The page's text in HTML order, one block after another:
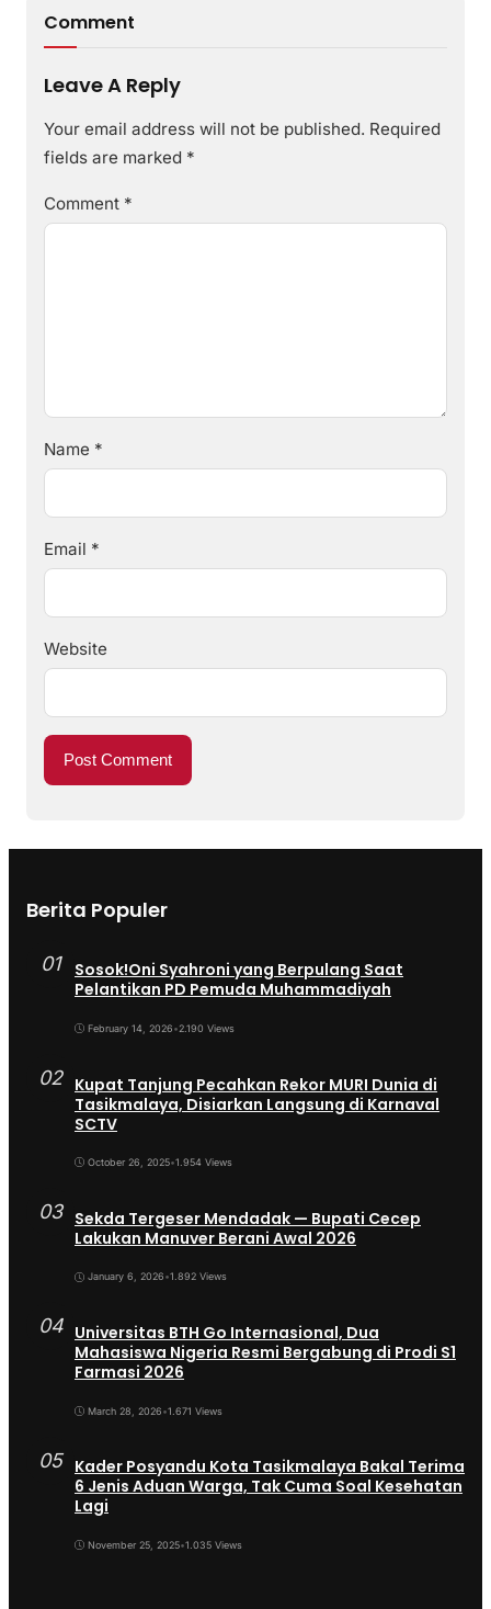
Comment
Leave A Reply
Your email address will not be published. Required
fields are marked *
Comment *
Name *
Email *
Website
Berita Populer
01
Sosok!Oni Syahroni yang Berpulang Saat
Pelantikan PD Pemuda Muhammadiyah
February 14, 2026•2.190 Views
02 Kupat Tanjung Pecahkan Rekor MURI Dunia di
Tasikmalaya, Disiarkan Langsung di Karnaval
SCTV
October 26, 2025•1.954 Views
03 Sekda Tergeser Mendadak — Bupati Cecep
Lakukan Manuver Berani Awal 2026
January 6, 2026•1.892 Views
04 Universitas BTH Go Internasional, Dua
Mahasiswa Nigeria Resmi Bergabung di Prodi S1
Farmasi 2026
March 28, 2026•1.671 Views
05 Kader Posyandu Kota Tasikmalaya Bakal Terima
6 Jenis Aduan Warga, Tak Cuma Soal Kesehatan
Lagi
November 25, 2025•1.035 Views